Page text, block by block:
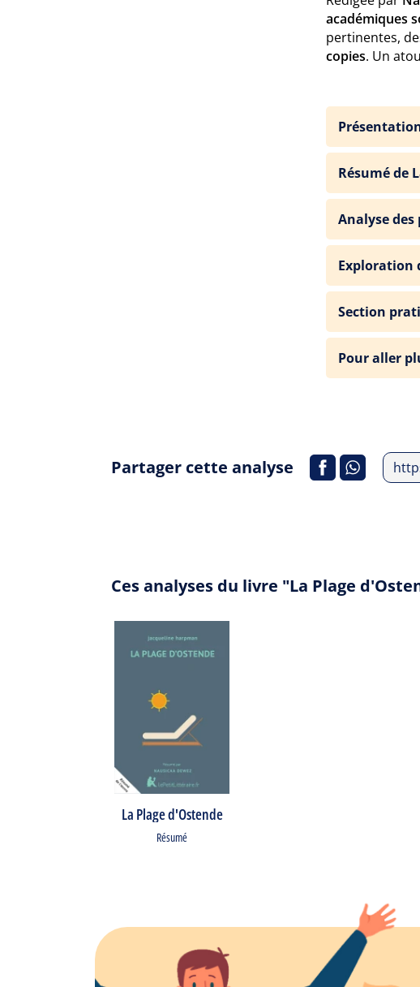
académiques
pertinentes,
copies. Un
Résumé de
Analyse des
Exploration
Section
Pour aller
Partager cette analyse
Ces analyses du livre "La Plage
La Plage d'Ostende
Résumé